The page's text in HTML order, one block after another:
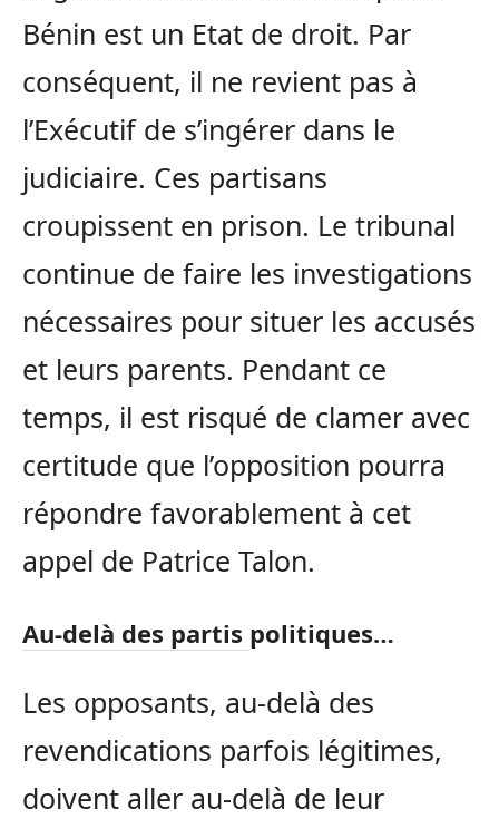
Bénin est un Etat de droit. Par
conséquent, il ne revient pas à
l’Exécutif de s’ingérer dans le
judiciaire. Ces partisans
croupissent en prison. Le tribunal
continue de faire les investigations
nécessaires pour situer les accusés
et leurs parents. Pendant ce
temps, il est risqué de clamer avec
certitude que l’opposition pourra
répondre favorablement à cet
appel de Patrice Talon.
Au-delà des partis politiques…
Les opposants, au-delà des
revendications parfois légitimes,
doivent aller au-delà de leur